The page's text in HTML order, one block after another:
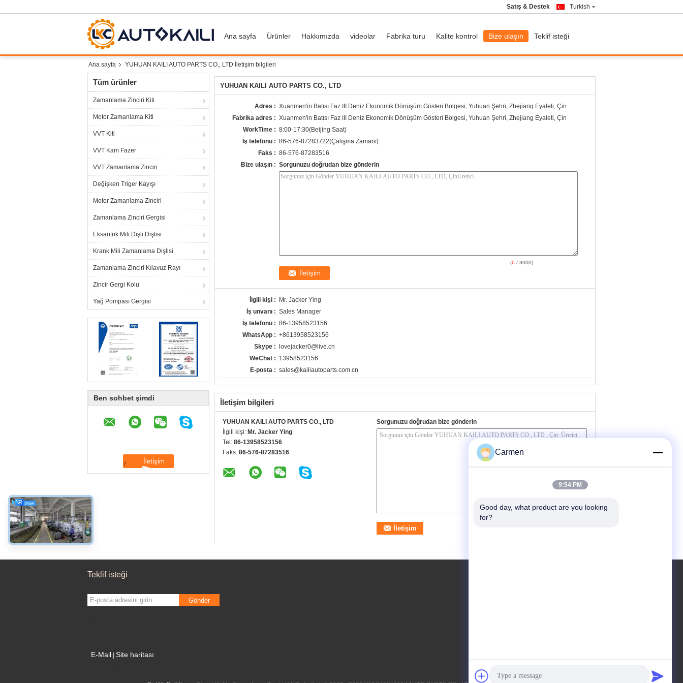
Turkish
Satış & Destek
Ana sayfa Ürünler Hakkımızda videolar Fabrika turu Kalite kontrol Bize ulaşın Teklif isteği
Ana sayfa YUHUAN KAILI AUTO PARTS CO., LTD İletişim bilgileri
Tüm ürünler
Zamanlama Zinciri Kiti
Motor Zamanlama Kiti
VVT Kiti
VVT Kam Fazer
VVT Zamanlama Zinciri
Değişken Triger Kayışı
Motor Zamanlama Zinciri
Zamanlama Zinciri Gergisi
Eksantrik Mili Dişli Dişlisi
Krank Mili Zamanlama Dişlisi
Zamanlama Zinciri Kılavuz Rayı
Zincir Gergi Kolu
Yağ Pompası Gergisi
Ben sohbet şimdi
YUHUAN KAILI AUTO PARTS CO., LTD
Adres : Xuanmen'in Batısı Faz III Deniz Ekonomik Dönüşüm Gösteri Bölgesi, Yuhuan Şehri, Zhejiang Eyaleti, Çin
Fabrika adres : Xuanmen'in Batısı Faz III Deniz Ekonomik Dönüşüm Gösteri Bölgesi, Yuhuan Şehri, Zhejiang Eyaleti, Çin
WorkTime : 8:00-17:30(Beijing Saat)
İş telefonu : 86-576-87283722(Çalışma Zamanı)
Faks : 86-576-87283516
Bize ulaşın : Sorgunuzu doğrudan bize gönderin
(0 / 3000)
İlgili kişi :
Mr. Jacker Ying
İş unvanı : Sales Manager
İş telefonu : 86-13958523156
WhatsApp : +8613958523156
Skype :
lovejacker0@live.cn
WeChat : 13958523156
E-posta : sales@kailiautoparts.com.cn
İletişim bilgileri
YUHUAN KAILI AUTO PARTS CO., LTD
İlgili kişi: Mr. Jacker Ying
Tel: 86-13958523156
Faks: 86-576-87283516
Sorgunuzu doğrudan bize gönderin
Teklif isteği
Gönder
E-Mail Site haritası
Carmen
9:54 PM
Good day, what product are you looking
for?